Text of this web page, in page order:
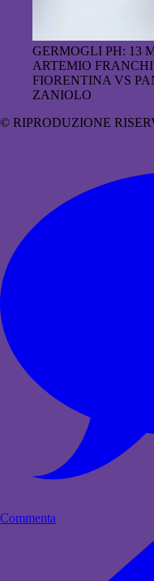
GERMOGLI PH: 13
ARTEMIO
FIORENTINA VS
ZANIOLO
© RIPRODUZIONE
Commenta